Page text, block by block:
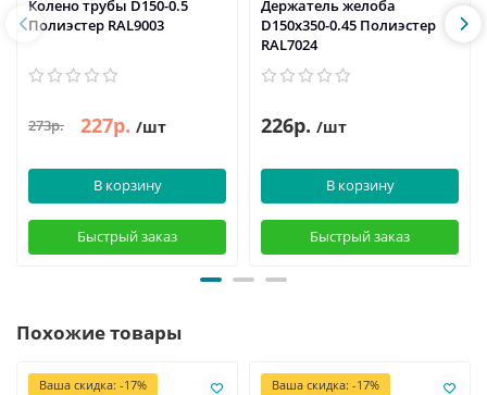
Колено трубы D150-0.5
Полиэстер RAL9003
273р. 227р. /шт
В корзину
Быстрый заказ
Держатель желоба
D150х350-0.45 Полиэстер
RAL7024
226р. /шт
В корзину
Быстрый заказ
Похожие товары
Ваша скидка: -17% Ваша скидка: -17%